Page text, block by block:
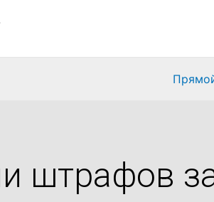
штрафов